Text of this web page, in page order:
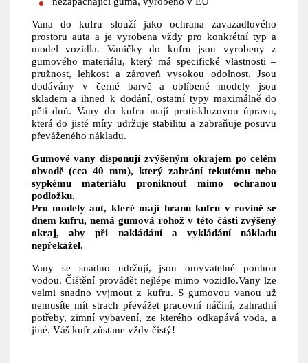
Vana do kufru slouží jako ochrana zavazadlového
prostoru auta a je vyrobena vždy pro konkrétní typ a
model vozidla. Vaničky do kufru jsou vyrobeny z
gumového materiálu, který má specifické vlastnosti –
pružnost, lehkost a zároveň vysokou odolnost. Jsou
dodávány v černé barvě a oblíbené modely jsou
skladem a ihned k dodání, ostatní typy maximálně do
pěti dnů. Vany do kufru mají protiskluzovou úpravu,
která do jisté míry udržuje stabilitu a zabraňuje posuvu
převáženého nákladu.
Gumové vany disponují zvýšeným okrajem po celém
obvodě (cca 40 mm), který zabrání tekutému nebo
sypkému materiálu proniknout mimo ochranou
podložku.
Pro modely aut, které mají hranu kufru v rovině se
dnem kufru, nemá gumová rohož v této části zvýšený
okraj, aby při nakládání a vykládání nákladu
nepřekážel.
Vany se snadno udržují, jsou omyvatelné pouhou
vodou. Čištění provádět nejlépe mimo vozidlo.Vany lze
velmi snadno vyjmout z kufru. S gumovou vanou už
nemusíte mít strach převážet pracovní náčiní, zahradní
potřeby, zimní vybavení, ze kterého odkapává voda, a
jiné. Váš kufr zůstane vždy čistý!